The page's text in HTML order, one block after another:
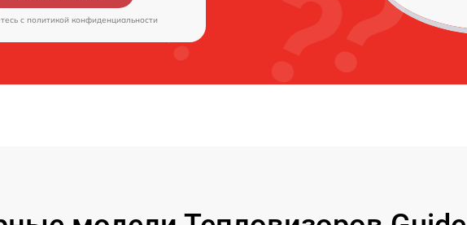
c политикой конфиденциальности